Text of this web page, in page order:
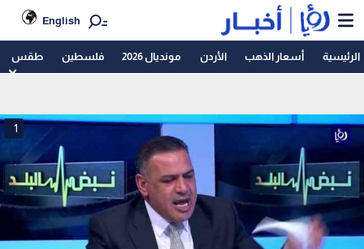
English
الرئيسية أسعار الذهب الأردن مونديال 2026 فلسطين طقس
1